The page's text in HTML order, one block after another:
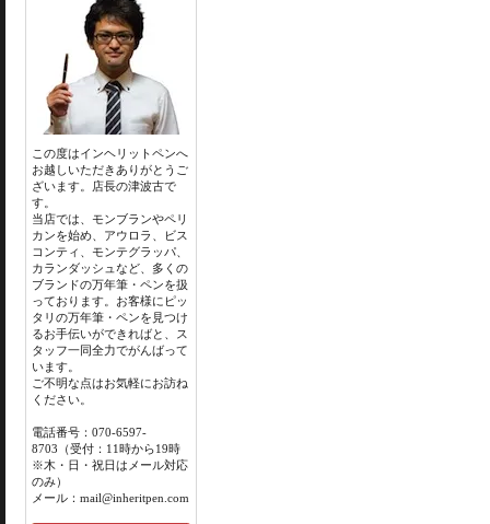
この度はインヘリットペンへ
お越しいただきありがとうご
ざいます。店長の津波古で
す。
当店では、モンブランやペリ
カンを始め、アウロラ、ビス
コンティ、モンテグラッパ、
カランダッシュなど、多くの
ブランドの万年筆・ペンを扱
っております。お客様にピッ
タリの万年筆・ペンを見つけ
るお手伝いができればと、ス
タッフ一同全力でがんばって
います。
ご不明な点はお気軽にお訪ね
ください。
電話番号：070-6597-
8703（受付：11時から19時
※木・日・祝日はメール対応
のみ）
メール：mail@inheritpen.com